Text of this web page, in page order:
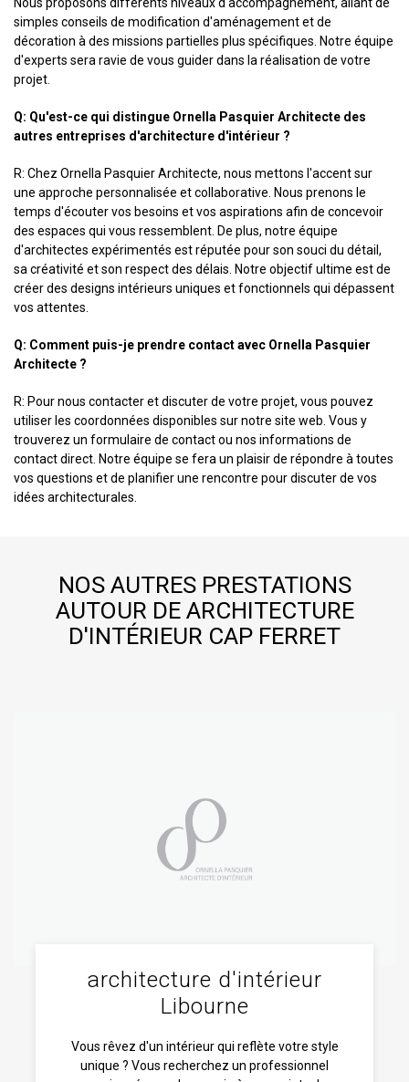
simples conseils de modification d'aménagement et de
décoration à des missions partielles plus spécifiques. Notre équipe
d'experts sera ravie de vous guider dans la réalisation de votre
projet.
Q: Qu'est-ce qui distingue Ornella Pasquier Architecte des
autres entreprises d'architecture d'intérieur ?
R: Chez Ornella Pasquier Architecte, nous mettons l'accent sur
une approche personnalisée et collaborative. Nous prenons le
temps d'écouter vos besoins et vos aspirations afin de concevoir
des espaces qui vous ressemblent. De plus, notre équipe
d'architectes expérimentés est réputée pour son souci du détail,
sa créativité et son respect des délais. Notre objectif ultime est de
créer des designs intérieurs uniques et fonctionnels qui dépassent
vos attentes.
Q: Comment puis-je prendre contact avec Ornella Pasquier
Architecte ?
R: Pour nous contacter et discuter de votre projet, vous pouvez
utiliser les coordonnées disponibles sur notre site web. Vous y
trouverez un formulaire de contact ou nos informations de
contact direct. Notre équipe se fera un plaisir de répondre à toutes
vos questions et de planifier une rencontre pour discuter de vos
idées architecturales.
NOS AUTRES PRESTATIONS
AUTOUR DE ARCHITECTURE
D'INTÉRIEUR CAP FERRET
architecture d'intérieur
Libourne
Vous rêvez d'un intérieur qui reflète votre style
unique ? Vous recherchez un professionnel